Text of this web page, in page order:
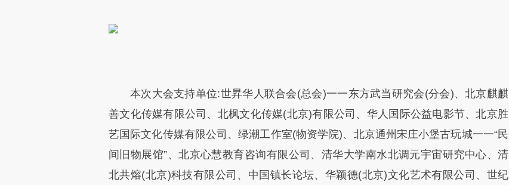
本次大会支持单位:世昇华人联合会(总会)一一东方武当研究会(分会)、北京麒麒
善文化传媒有限公司、北枫文化传媒(北京)有限公司、华人国际公益电影节、北京胜
艺国际文化传媒有限公司、绿潮工作室(物资学院)、北京通州宋庄小堡古玩城一一“民
间旧物展馆”、北京心慧教育咨询有限公司、清华大学南水北调元宇宙研究中心、清
北共熔(北京)科技有限公司、中国镇长论坛、华颖德(北京)文化艺术有限公司、世纪